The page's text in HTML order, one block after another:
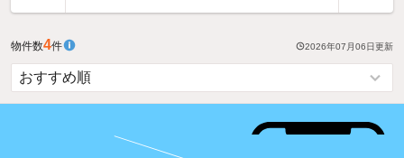
物件数4件 2026年07月06日更新